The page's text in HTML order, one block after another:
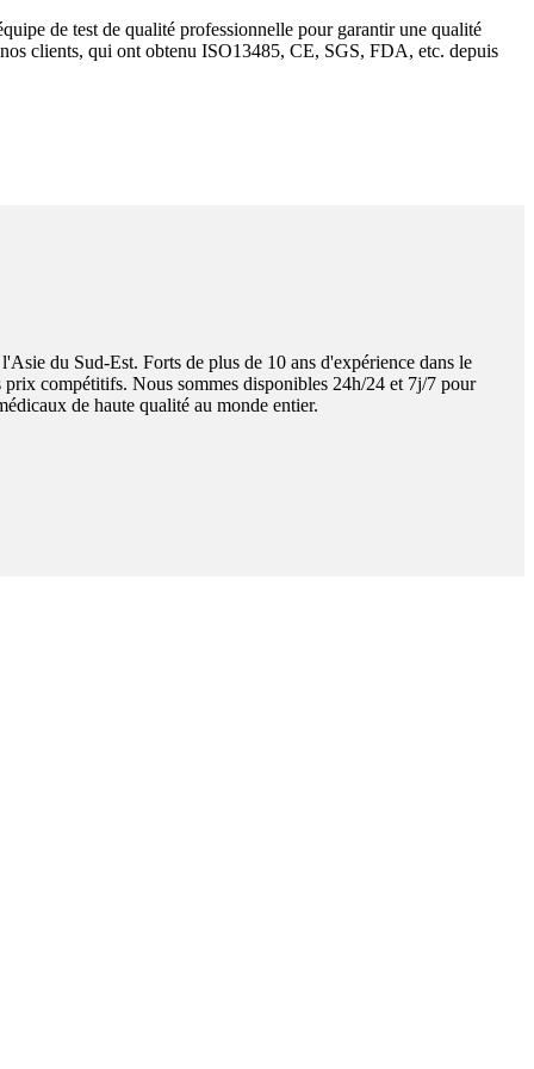
de test de qualité professionnelle pour garantir une qualité
clients, qui ont obtenu ISO13485, CE, SGS, FDA, etc. depuis
du Sud-Est. Forts de plus de 10 ans d'expérience dans le
compétitifs. Nous sommes disponibles 24h/24 et 7j/7 pour
de haute qualité au monde entier.